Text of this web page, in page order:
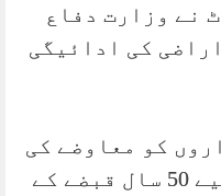
نے وزارت دفاع
3413 ایکڑ اراضی کی ادائیگی
کو معاوضے کی
ادائیگی سے بچنے کے لیے 50 سال قبضے کے